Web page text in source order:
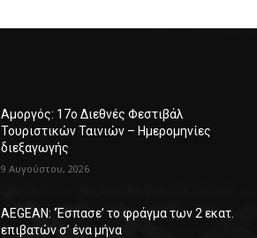
Αμοργός: 17ο Διεθνές Φεστιβάλ
Τουριστικών Ταινιών – Ημερομηνίες
διεξαγωγής
9 Αυγούστου, 2026
AEGEAN: ‘Έσπασε’ το φράγμα των 2 εκατ.
επιβατών σ’ ένα μήνα